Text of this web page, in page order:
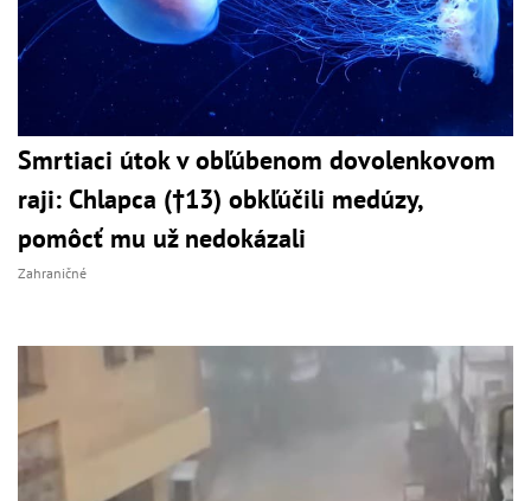
Smrtiaci útok v obľúbenom dovolenkovom
raji: Chlapca (†13) obkľúčili medúzy,
pomôcť mu už nedokázali
Zahraničné